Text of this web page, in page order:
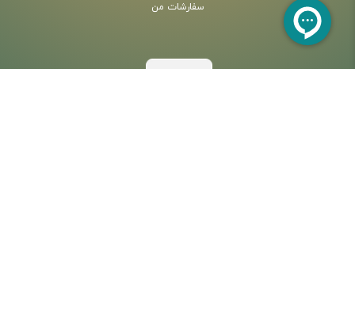
سفارشات من